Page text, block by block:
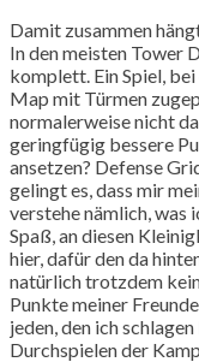
Damit zusammen
In den meisten Tower
komplett. Ein Spiel,
Map mit Türmen
normalerweise nicht
geringfügig bessere
ansetzen? Defense
gelingt es, dass mir
verstehe nämlich, was
Spaß, an diesen
hier, dafür den da
natürlich trotzdem
Punkte meiner
jeden, den ich
Durchspielen der